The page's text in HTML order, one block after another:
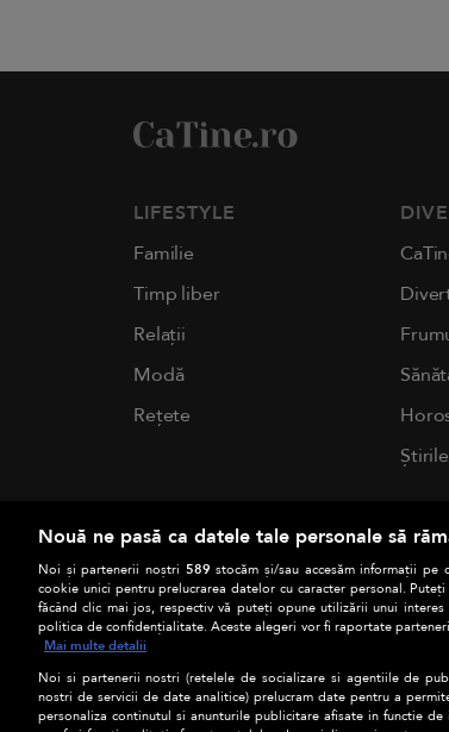
LIFESTYLE
Familie
Timp liber
Relații
Modă
Rețete
Nouă ne pasă ca datele tale personale să
Noi și partenerii noștri 589 stocăm și/sau accesăm informații
cookie unici pentru prelucrarea datelor cu caracter personal.
făcând clic mai jos, respectiv vă puteți opune utilizării unui
politica de confidențialitate. Aceste alegeri vor fi raportate
Mai multe detalii
Noi si partenerii nostri (retelele de socializare si agentiile de
nostri de servicii de date analitice) prelucram date pentru a
personaliza continutul si anunturile publicitare afisate in functie